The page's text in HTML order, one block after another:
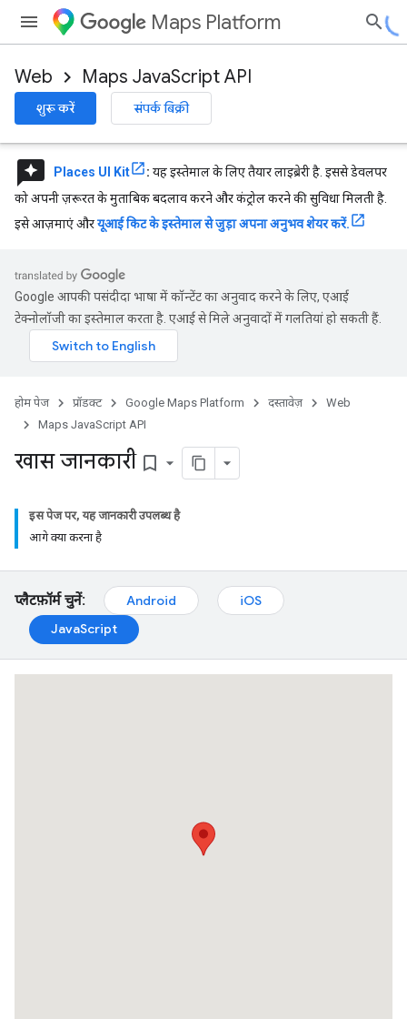
Maps Platform
Web Maps JavaScript API
शुरू करें संपर्क बिक्री
reviews Places UI Kit : यह इस्तेमाल के लिए तैयार लाइब्रेरी है. इससे डेवलपर
को अपनी ज़रूरत के मुताबिक बदलाव करने और कंट्रोल करने की सुविधा मिलती है.
इसे आज़माएं औरयूआई किट के इस्तेमाल से जुड़ा अपना अनुभव शेयर करें.
Google आपकी पसंदीदा भाषा में कॉन्टेंट का अनुवाद करने के लिए, एआई
टेक्नोलॉजी का इस्तेमाल करता है. एआई से मिले अनुवादों में गलतियां हो सकती हैं.
होम पेज प्रॉडक्ट Google Maps Platform दस्तावेज़
Web
Maps JavaScript API
खास जानकारी bookmark_border
इस पेज पर, यह जानकारी उपलब्ध है
आगे क्या करना है
प्लैटफ़ॉर्म चुनें: Android
iOS
JavaScript